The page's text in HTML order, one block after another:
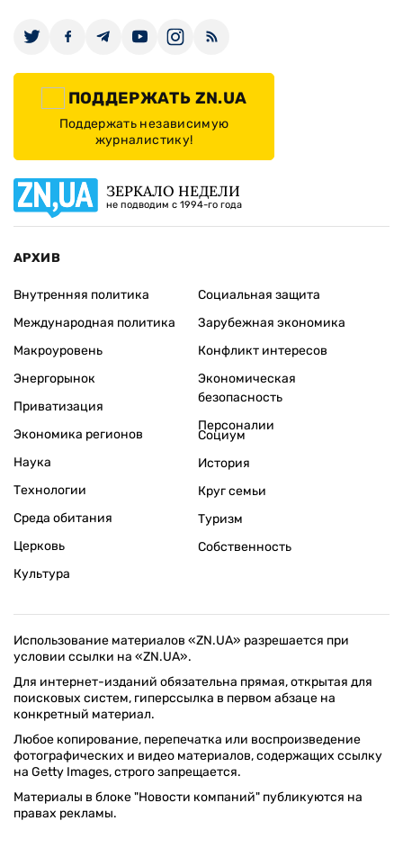
ПОДДЕРЖАТЬ ZN.UA
Поддержать независимую
журналистику!
ЗЕРКАЛО НЕДЕЛИ
не подводим с 1994-го года
АРХИВ
Внутренняя политика
Международная политика
Макроуровень
Энергорынок
Приватизация
Экономика регионов
Социальная защита
Зарубежная экономика
Конфликт интересов
Экономическая
безопасность
Персоналии
Наука
Технологии
Среда обитания
Церковь
Культура
Социум
История
Круг семьи
Туризм
Собственность
Использование материалов «ZN.UA» разрешается при
условии ссылки на «ZN.UA».
Для интернет-изданий обязательна прямая, открытая для
поисковых систем, гиперссылка в первом абзаце на
конкретный материал.
Любое копирование, перепечатка или воспроизведение
фотографических и видео материалов, содержащих ссылку
на Getty Images, строго запрещается.
Материалы в блоке "Новости компаний" публикуются на
правах рекламы.